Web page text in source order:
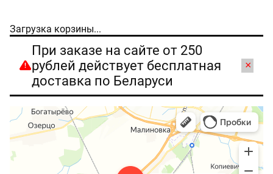
Загрузка корзины...
При заказе на сайте от 250
рублей действует бесплатная
доставка по Беларуси
×